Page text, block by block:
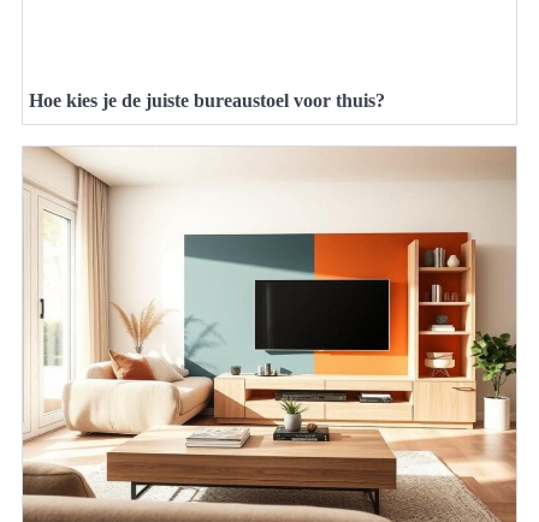
Hoe kies je de juiste bureaustoel voor thuis?